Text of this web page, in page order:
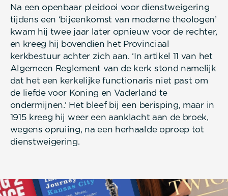
Na een openbaar pleidooi voor dienstweigering
tijdens een ‘bijeenkomst van moderne theologen’
kwam hij twee jaar later opnieuw voor de rechter,
en kreeg hij bovendien het Provinciaal
kerkbestuur achter zich aan. ‘In artikel 11 van het
Algemeen Reglement van de kerk stond namelijk
dat het een kerkelijke functionaris niet past om
de liefde voor Koning en Vaderland te
ondermijnen.’ Het bleef bij een berisping, maar in
1915 kreeg hij weer een aanklacht aan de broek,
wegens opruiing, na een herhaalde oproep tot
dienstweigering.